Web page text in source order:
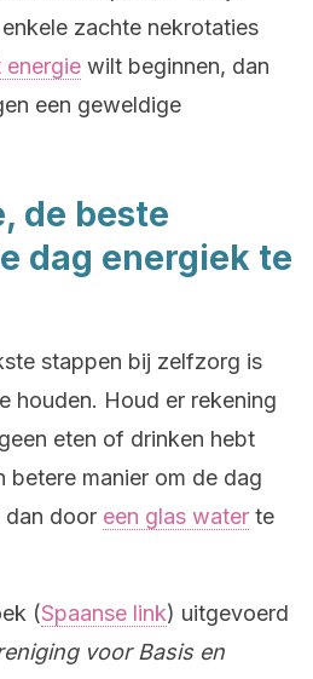
zachte nekrotaties
energie wilt beginnen, dan
een geweldige
de beste
dag energiek te
stappen bij zelfzorg is
houden. Houd er rekening
eten of drinken hebt
betere manier om de dag
dan door een glas water te
(Spaanse link) uitgevoerd
voor Basis en